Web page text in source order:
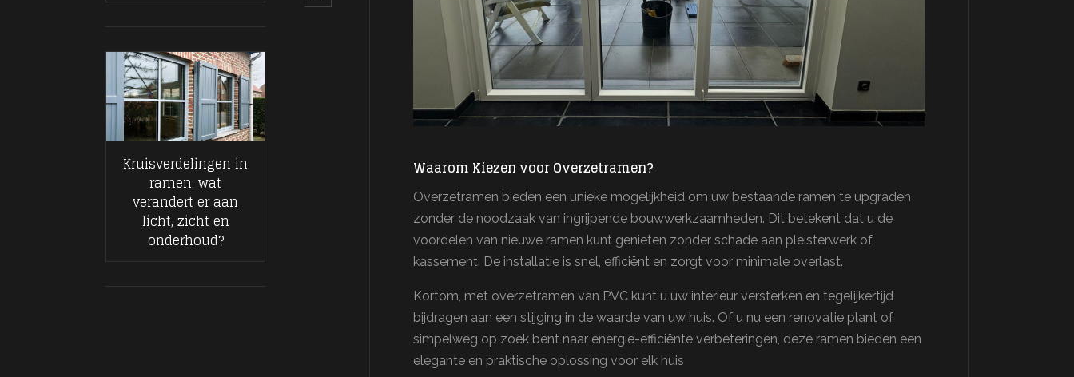
Waarom Kiezen voor Overzetramen?
Overzetramen bieden een unieke mogelijkheid om uw bestaande ramen te upgraden
zonder de noodzaak van ingrijpende bouwwerkzaamheden. Dit betekent dat u de
voordelen van nieuwe ramen kunt genieten zonder schade aan pleisterwerk of
kassement. De installatie is snel, efficiënt en zorgt voor minimale overlast.
Kortom, met overzetramen van PVC kunt u uw interieur versterken en tegelijkertijd
bijdragen aan een stijging in de waarde van uw huis. Of u nu een renovatie plant of
simpelweg op zoek bent naar energie-efficiënte verbeteringen, deze ramen bieden een
elegante en praktische oplossing voor elk huis
Kruisverdelingen in
ramen: wat
verandert er aan
licht, zicht en
onderhoud?